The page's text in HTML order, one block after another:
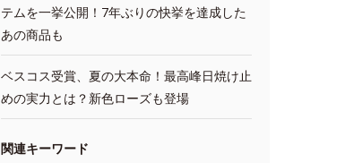
テムを一挙公開！7年ぶりの快挙を達成した
あの商品も
ベスコス受賞、夏の大本命！最高峰日焼け止
めの実力とは？新色ローズも登場
関連キーワード